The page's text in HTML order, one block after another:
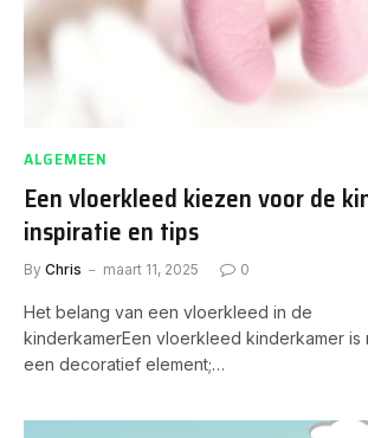
ALGEMEEN
Een vloerkleed kiezen voor de
inspiratie en tips
By Chris maart 11, 2025 0
Het belang van een vloerkleed in de
kinderkamerEen vloerkleed kinderkamer is
een decoratief element;…